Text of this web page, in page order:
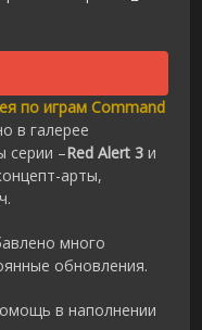
по играм Command
в галерее
серии –Red Alert 3 и
арты,
много
обновления.
в наполнении